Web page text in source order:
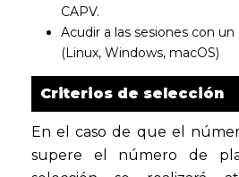
CAPV.
Acudir a las sesiones con
(Linux, Windows, macOS)
Criterios de selección
En el caso de que el
supere el número de